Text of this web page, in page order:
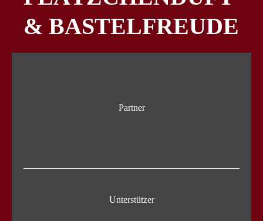
& BASTELFREUDE
Partner
Unterstützer